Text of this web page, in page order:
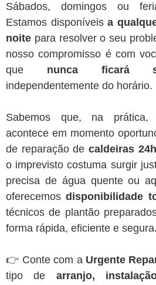
Sábados, domingos ou
Estamos disponíveis a
noite para resolver o seu
nosso compromisso é com
que nunca ficará
independentemente do horário.
Sabemos que, na
acontece em momento
de reparação de caldeiras
o imprevisto costuma surgir
precisa de água quente ou
oferecemosdisponibilidade
técnicos de plantão
forma rápida, eficiente e segura.
👉 Conte com a Urgente
tipo de arranjo,